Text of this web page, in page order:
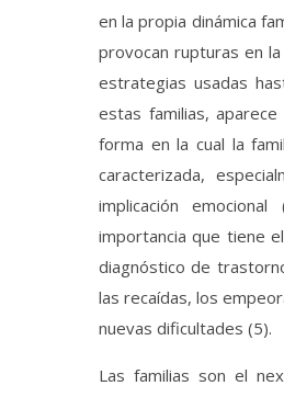
en la propia dinámica
provocan rupturas en
estrategias usadas
estas familias,
forma en la cual la
caracterizada,
implicación
importancia que tiene
diagnóstico de
las recaídas, los
nuevas dificultades (5).
Las familias son el